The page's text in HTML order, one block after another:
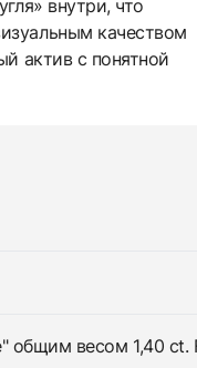
внутри, что
качеством
актив с понятной
общим весом 1,40 ct.